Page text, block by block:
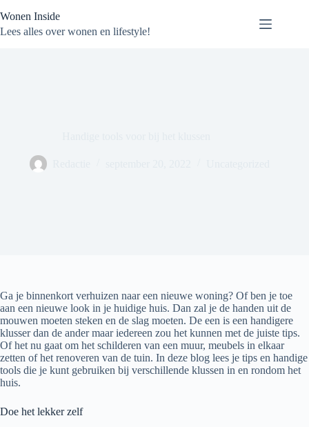
naar
de
Wonen Inside
Lees alles over wonen en lifestyle!
Ga je binnenkort verhuizen naar een nieuwe woning? Of ben je toe
aan een nieuwe look in je huidige huis. Dan zal je de handen uit de
mouwen moeten steken en de slag moeten. De een is een handigere
klusser dan de ander maar iedereen zou het kunnen met de juiste tips.
Of het nu gaat om het schilderen van een muur, meubels in elkaar
zetten of het renoveren van de tuin. In deze blog lees je tips en handige
tools die je kunt gebruiken bij verschillende klussen in en rondom het
huis.
Doe het lekker zelf